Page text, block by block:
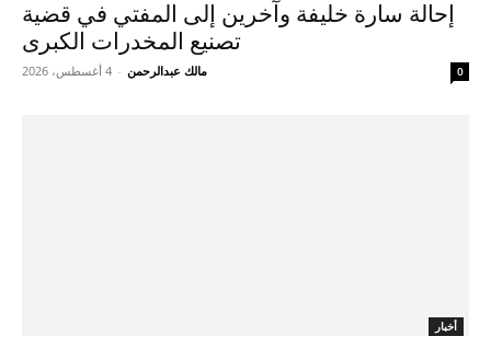
إحالة سارة خليفة وآخرين إلى المفتي في قضية
تصنيع المخدرات الكبرى
مالك عبدالرحمن - 4 أغسطس، 2026 0
أخبار